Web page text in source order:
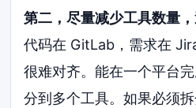
第二，尽量减少工具数量
代码在 GitLab，需求在
很难对齐。能在一个平台
分到多个工具。如果必须